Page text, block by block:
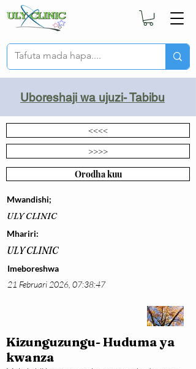
Uboreshaji wa ujuzi- Tabibu
<<<<
>>>>
Orodha kuu
Mwandishi;
ULY CLINIC
Mhariri:
ULY CLINIC
Imeboreshwa
21 Februari 2026, 07:38:47
Kizunguzungu- Huduma ya
kwanza